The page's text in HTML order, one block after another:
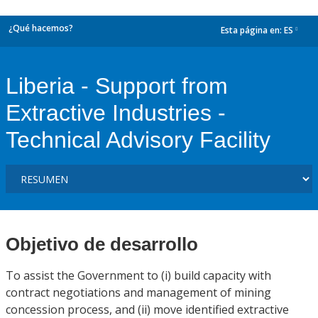
¿Qué hacemos? Esta página en: ES
Liberia - Support from
Extractive Industries -
Technical Advisory Facility
Objetivo de desarrollo
To assist the Government to (i) build capacity with
contract negotiations and management of mining
concession process, and (ii) move identified extractive